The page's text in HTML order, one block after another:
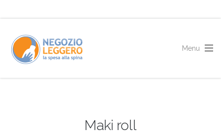
Maki roll